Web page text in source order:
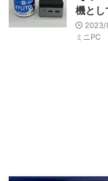
機とし
2023/
ミニPC